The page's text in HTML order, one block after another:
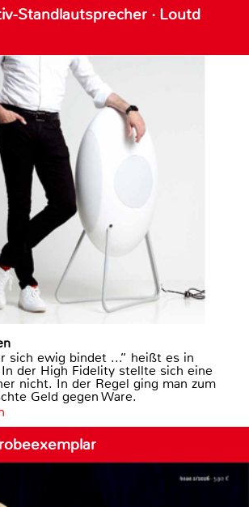
Standlautsprecher · Loutd
sich ewig bindet ...“ heißt es in
der High Fidelity stellte sich eine
nicht. In der Regel ging man zum
Geld gegen Ware.